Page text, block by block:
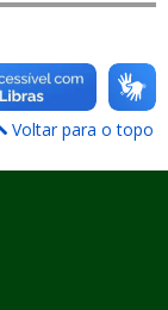
Voltar para o topo